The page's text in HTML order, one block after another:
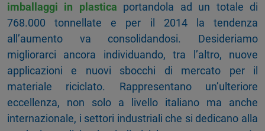
imballaggi in plastica portandola ad un totale di
768.000 tonnellate e per il 2014 la tendenza
all’aumento va consolidandosi. Desideriamo
migliorarci ancora individuando, tra l’altro, nuove
applicazioni e nuovi sbocchi di mercato per il
materiale riciclato. Rappresentano un’ulteriore
eccellenza, non solo a livello italiano ma anche
internazionale, i settori industriali che si dedicano alla